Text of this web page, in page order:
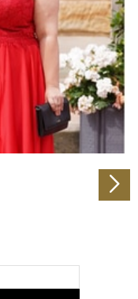
Anzeigen zu
Medien anbieten
Website zu
zu Ihrer
Partner für
weiter. Unsere
mit
Nutzung der Dienste